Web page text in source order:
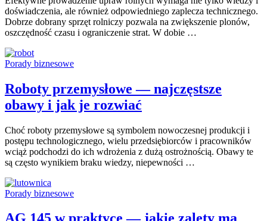
doświadczenia, ale również odpowiedniego zaplecza technicznego.
Dobrze dobrany sprzęt rolniczy pozwala na zwiększenie plonów,
oszczędność czasu i ograniczenie strat. W dobie …
Porady biznesowe
Roboty przemysłowe — najczęstsze
obawy i jak je rozwiać
Choć roboty przemysłowe są symbolem nowoczesnej produkcji i
postępu technologicznego, wielu przedsiębiorców i pracowników
wciąż podchodzi do ich wdrożenia z dużą ostrożnością. Obawy te
są często wynikiem braku wiedzy, niepewności …
Porady biznesowe